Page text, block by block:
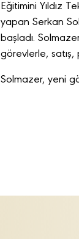
Eğitimini Yıldız
yapan Serkan
başladı.
görevlerle, satış,
Solmazer, yeni